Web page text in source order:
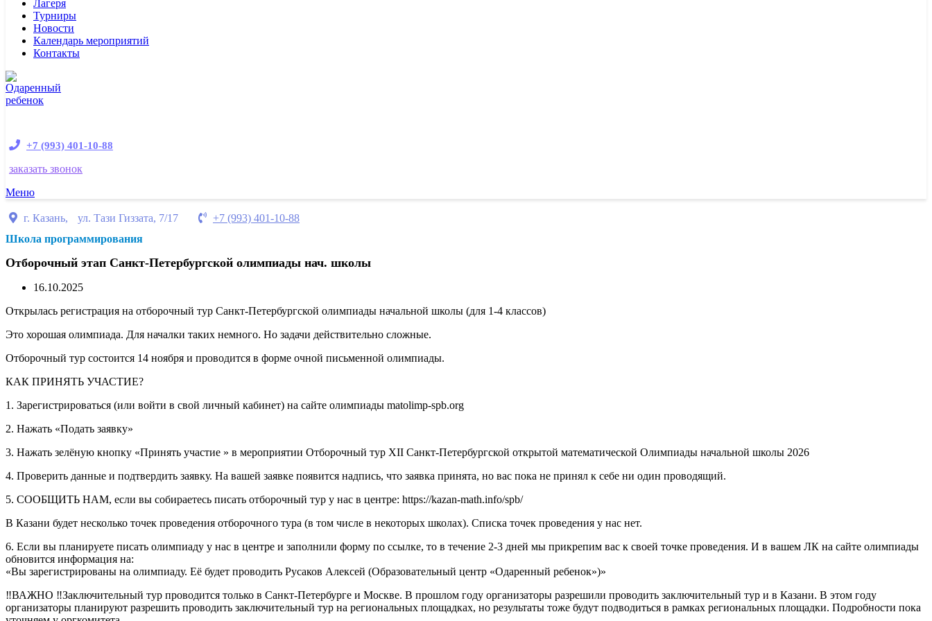
Лагеря
Турниры
Новости
Календарь мероприятий
Контакты
+7 (993) 401-10-88
заказать звонок
Меню
г. Казань, ул. Тази Гиззата, 7/17
+7 (993) 401-10-88
Школа программирования
Отборочный этап Санкт-Петербургской олимпиады нач. школы
16.10.2025
Открылась регистрация на отборочный тур Санкт-Петербургской олимпиады начальной школы (для 1-4 классов)
Это хорошая олимпиада. Для началки таких немного. Но задачи действительно сложные.
Отборочный тур состоится 14 ноября и проводится в форме очной письменной олимпиады.
КАК ПРИНЯТЬ УЧАСТИЕ?
1. Зарегистрироваться (или войти в свой личный кабинет) на сайте олимпиады matolimp-spb.org
2. Нажать «Подать заявку»
3. Нажать зелёную кнопку «Принять участие » в мероприятии Отборочный тур XII Санкт-Петербургской открытой математической Олимпиады начальной школы 2026
4. Проверить данные и подтвердить заявку. На вашей заявке появится надпись, что заявка принята, но вас пока не принял к себе ни один проводящий.
5. СООБЩИТЬ НАМ, если вы собираетесь писать отборочный тур у нас в центре: https://kazan-math.info/spb/
В Казани будет несколько точек проведения отборочного тура (в том числе в некоторых школах). Списка точек проведения у нас нет.
6. Если вы планируете писать олимпиаду у нас в центре и заполнили форму по ссылке, то в течение 2-3 дней мы прикрепим вас к своей точке проведения. И в вашем ЛК на сайте олимпиады
обновится информация на:
«Вы зарегистрированы на олимпиаду. Её будет проводить Русаков Алексей (Образовательный центр «Одаренный ребенок»)»
‼️ВАЖНО ‼️Заключительный тур проводится только в Санкт-Петербурге и Москве. В прошлом году организаторы разрешили проводить заключительный тур и в Казани. В этом году
организаторы планируют разрешить проводить заключительный тур на региональных площадках, но результаты тоже будут подводиться в рамках региональных площадки. Подробности пока